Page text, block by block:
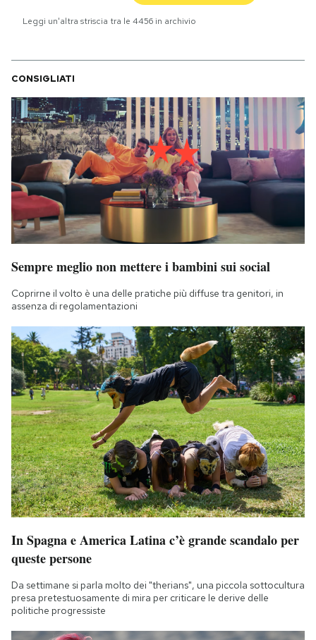
NEWSLETTER
I MIEI PREFERITI
SHOP
CALENDARIO
AREA PERSONALE
Area Personale
Notifiche mobile
Hai bisogno di aiuto?
Leggi un'altra striscia tra le 4456 in archivio
CONSIGLIATI
Sempre meglio non mettere i bambini sui social
Coprirne il volto è una delle pratiche più diffuse tra genitori, in
assenza di regolamentazioni
In Spagna e America Latina c’è grande scandalo per
queste persone
Da settimane si parla molto dei "therians", una piccola sottocultura
presa pretestuosamente di mira per criticare le derive delle
politiche progressiste